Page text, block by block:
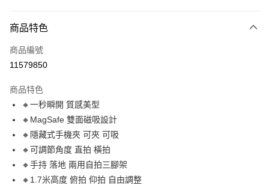
信用卡一次付款
超商取貨付款
Apple Pay
街口支付
悠遊付
ATM付款
商品特色
商品編號
11579850
商品特色
🔸一秒瞬開 質感美型
🔸MagSafe 雙面磁吸設計
🔸隱藏式手機夾 可夾 可吸
🔸可調節角度 直拍 橫拍
🔸手持 落地 兩用自拍三腳架
🔸1.7米高度 俯拍 仰拍 自由調整